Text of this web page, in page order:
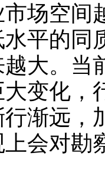
场空间
平的同
大。当
变化，
渐远，
会对勘